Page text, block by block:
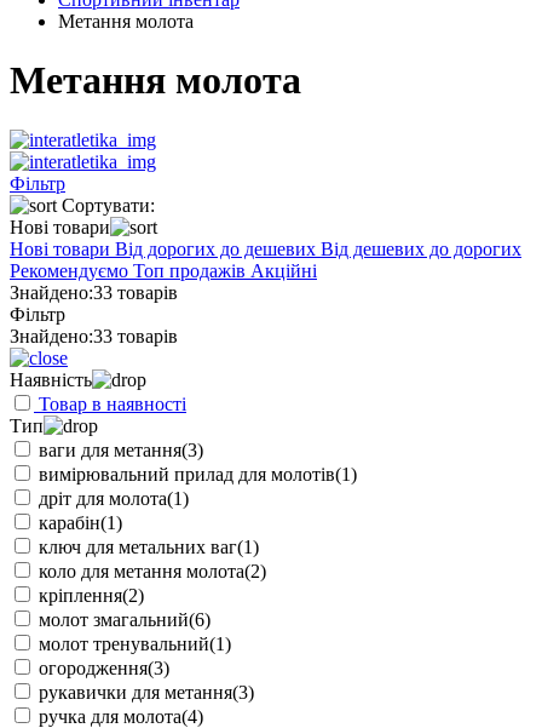
Метання молота
Метання молота
Фільтр
Сортувати:
Нові товари
Нові товари Від дорогих до дешевих Від дешевих до дорогих
Рекомендуємо Топ продажів Акційні
Знайдено:33 товарів
Фільтр
Знайдено:33 товарів
Наявність
Товар в наявності
Тип
ваги для метання(3)
вимірювальний прилад для молотів(1)
дріт для молота(1)
карабін(1)
ключ для метальних ваг(1)
коло для метання молота(2)
кріплення(2)
молот змагальний(6)
молот тренувальний(1)
огородження(3)
рукавички для метання(3)
ручка для молота(4)